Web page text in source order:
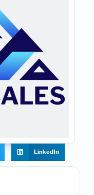
LinkedIn